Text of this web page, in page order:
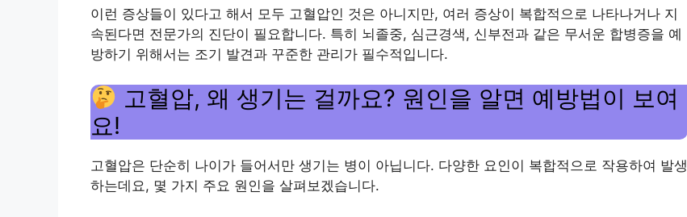
이런 증상들이 있다고 해서 모두 고혈압인 것은 아니지만, 여러 증상이 복합적으로 나타나거나 지
속된다면 전문가의 진단이 필요합니다. 특히 뇌졸중, 심근경색, 신부전과 같은 무서운 합병증을 예
방하기 위해서는 조기 발견과 꾸준한 관리가 필수적입니다.
고혈압, 왜 생기는 걸까요? 원인을 알면 예방법이 보여
요!
고혈압은 단순히 나이가 들어서만 생기는 병이 아닙니다. 다양한 요인이 복합적으로 작용하여 발생
하는데요, 몇 가지 주요 원인을 살펴보겠습니다.